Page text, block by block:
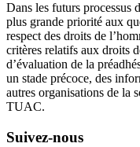
Dans les futurs processus
plus grande priorité aux
respect des droits de
critères relatifs aux droits
d’évaluation de la
un stade précoce, des
autres organisations de la
TUAC.
Suivez-nous